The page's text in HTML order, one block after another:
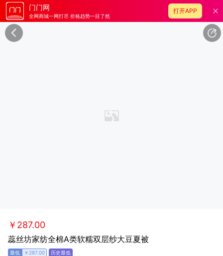
门门网
全网商城一网打尽 价格趋势一目了然
打开APP
￥287.00
蕊丝坊家纺全棉A类软糯双层纱大豆夏被
￥287.00